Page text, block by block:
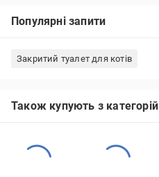
Популярні запити
Закритий туалет для котів
Також купують з категорій